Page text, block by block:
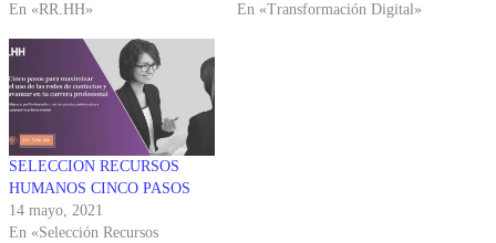
En «RR.HH»
En «Transformación Digital»
SELECCION RECURSOS
HUMANOS CINCO PASOS
14 mayo, 2021
En «Selección Recursos